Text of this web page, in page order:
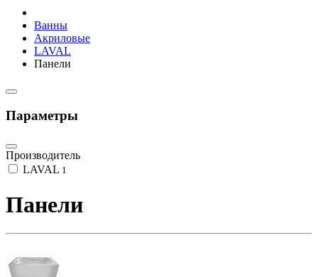
Ванны
Акриловые
LAVAL
Панели
Параметры
Производитель
LAVAL 1
Панели